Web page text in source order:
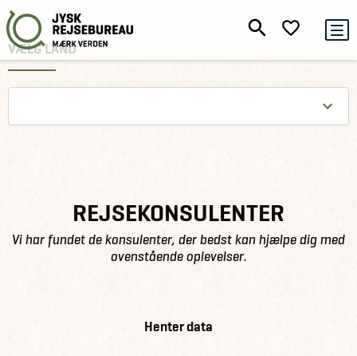
VÆLG LAND
REJSEKONSULENTER
Vi har fundet de konsulenter, der bedst kan hjælpe dig med
ovenstående oplevelser.
Henter data